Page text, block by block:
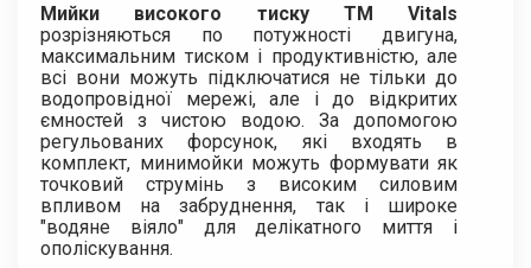
Мийки високого тиску ТМ Vitals
розрізняються по потужності двигуна,
максимальним тиском і продуктивністю, але
всі вони можуть підключатися не тільки до
водопровідної мережі, але і до відкритих
ємностей з чистою водою. За допомогою
регульованих форсунок, які входять в
комплект, минимойки можуть формувати як
точковий струмінь з високим силовим
впливом на забруднення, так і широке
"водяне віяло" для делікатного миття і
ополіскування.